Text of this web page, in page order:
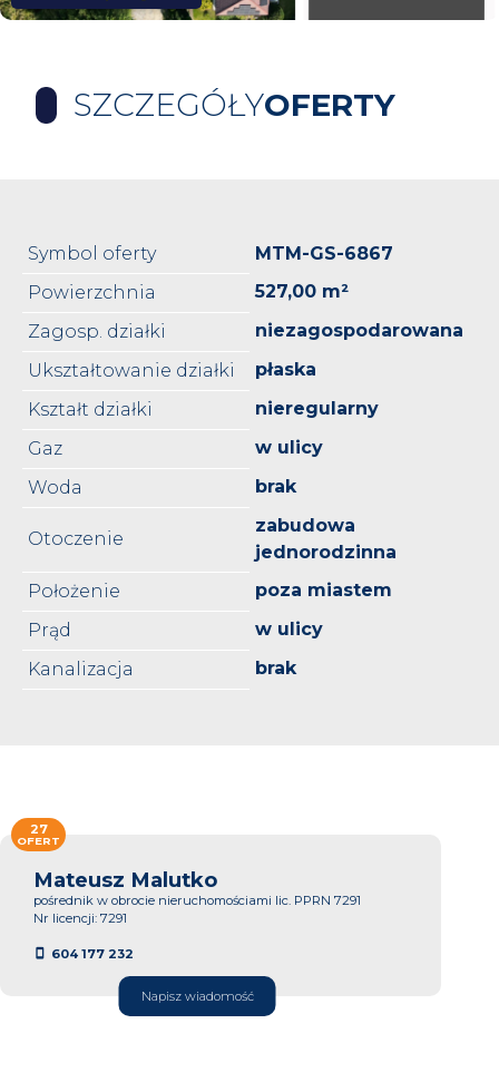
SZCZEGÓŁYOFERTY
Symbol oferty
MTM-GS-6867
Powierzchnia
527,00 m²
Zagosp. działki
niezagospodarowana
Ukształtowanie działki
płaska
Kształt działki
nieregularny
Gaz
w ulicy
Woda
brak
Otoczenie
zabudowa
jednorodzinna
Położenie
poza miastem
Prąd
w ulicy
Kanalizacja
brak
Mateusz Malutko
pośrednik w obrocie nieruchomościami lic. PPRN 7291
Nr licencji: 7291
604 177 232
Napisz wiadomość
27
OFERT